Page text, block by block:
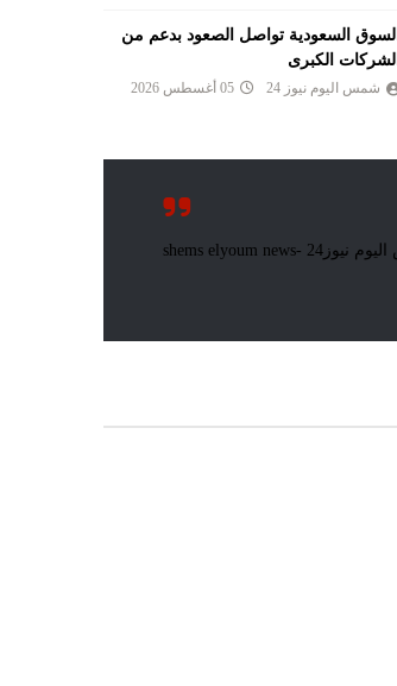
السوق السعودية تواصل الصعود بدعم من
الشركات الكبرى
شمس اليوم نيوز 24 05 أغسطس 2026